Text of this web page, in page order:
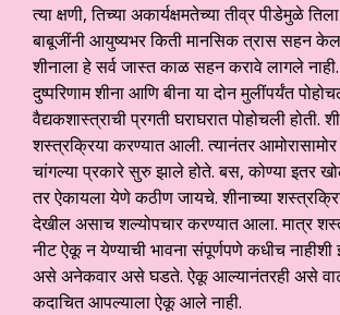
त्या क्षणी, तिच्या अकार्यक्षमतेच्या तीव्र पीडेमुळे
बाबूजींनी आयुष्यभर किती मानसिक त्रास सहन
शीनाला हे सर्व जास्त काळ सहन करावे लागले
दुष्परिणाम शीना आणि बीना या दोन मुलींपर्यंत
वैद्यकशास्त्राची प्रगती घराघरात पोहोचली होती.
शस्त्रक्रिया करण्यात आली. त्यानंतर आमोरासामोर
चांगल्या प्रकारे सुरु झाले होते. बस, कोण्या इतर
तर ऐकायला येणे कठीण जायचे. शीनाच्या
देखील असाच शल्योपचार करण्यात आला. मात्र
नीट ऐकू न येण्याची भावना संपूर्णपणे कधीच
असे अनेकवार असे घडते. ऐकू आल्यानंतरही असे
कदाचित आपल्याला ऐकू आले नाही.